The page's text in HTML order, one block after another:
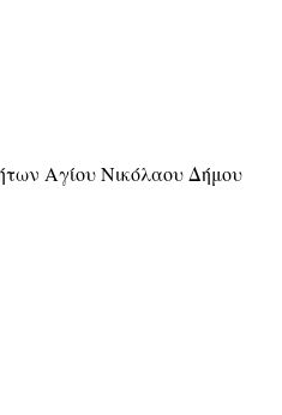
Αγίου Νικόλαου Δήμου